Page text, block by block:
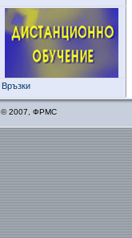
Връзки
© 2007, ФРМС